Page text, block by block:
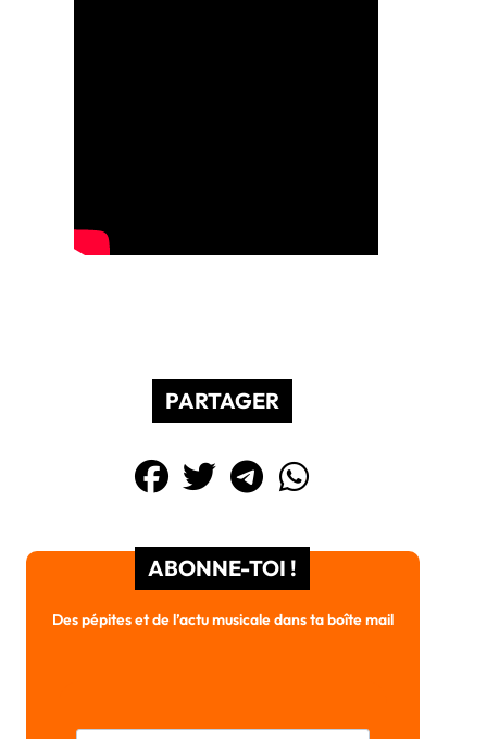
PARTAGER
ABONNE-TOI !
Des pépites et de l’actu musicale dans ta boîte mail